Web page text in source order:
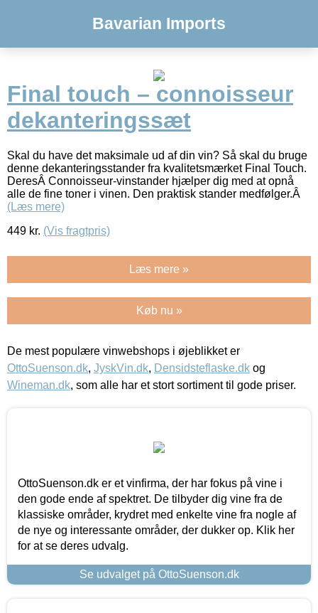
Bavarian Imports
Final touch – connoisseur
dekanteringssæt
Skal du have det maksimale ud af din vin? Så skal du bruge
denne dekanteringsstander fra kvalitetsmærket Final Touch.
DeresÂ Connoisseur-vinstander hjælper dig med at opnå
alle de fine toner i vinen. Den praktisk stander medfølger.Â
(Læs mere)
449 kr. (Vis fragtpris)
Læs mere »
Køb nu »
De mest populære vinwebshops i øjeblikket er
OttoSuenson.dk, JyskVin.dk, Densidsteflaske.dk og
Wineman.dk, som alle har et stort sortiment til gode priser.
OttoSuenson.dk er et vinfirma, der har fokus på vine i
den gode ende af spektret. De tilbyder dig vine fra de
klassiske områder, krydret med enkelte vine fra nogle af
de nye og interessante områder, der dukker op. Klik her
for at se deres udvalg.
Se udvalget på OttoSuenson.dk